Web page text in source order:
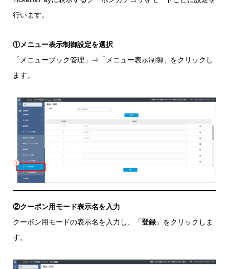
行います。
①メニュー表示制御設定を選択
「メニューブック管理」⇒「メニュー表示制御」をクリックし
ます。
②クーポン用モード表示名を入力
クーポン用モードの表示名を入力し、「登録 」をクリックしま
す。